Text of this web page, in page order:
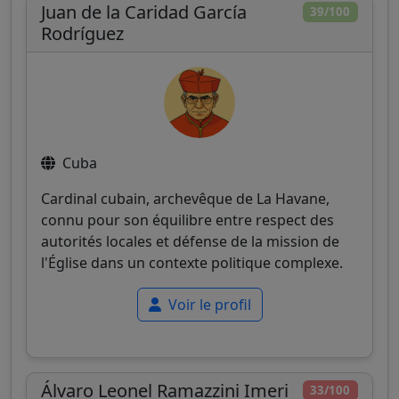
39/100
Juan de la Caridad García
Rodríguez
Cuba
Cardinal cubain, archevêque de La Havane,
connu pour son équilibre entre respect des
autorités locales et défense de la mission de
l'Église dans un contexte politique complexe.
Voir le profil
33/100
Álvaro Leonel Ramazzini Imeri